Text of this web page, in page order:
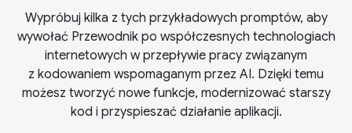
Wypróbuj kilka z tych przykładowych promptów, aby
wywołać Przewodnik po współczesnych technologiach
internetowych w przepływie pracy związanym
z kodowaniem wspomaganym przez AI. Dzięki temu
możesz tworzyć nowe funkcje, modernizować starszy
kod i przyspieszać działanie aplikacji.